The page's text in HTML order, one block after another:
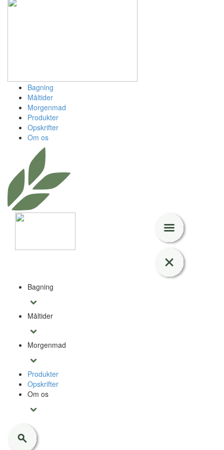
Bagning
Måltider
Morgenmad
Produkter
Opskrifter
Om os
Bagning
Måltider
Morgenmad
Produkter
Opskrifter
Om os